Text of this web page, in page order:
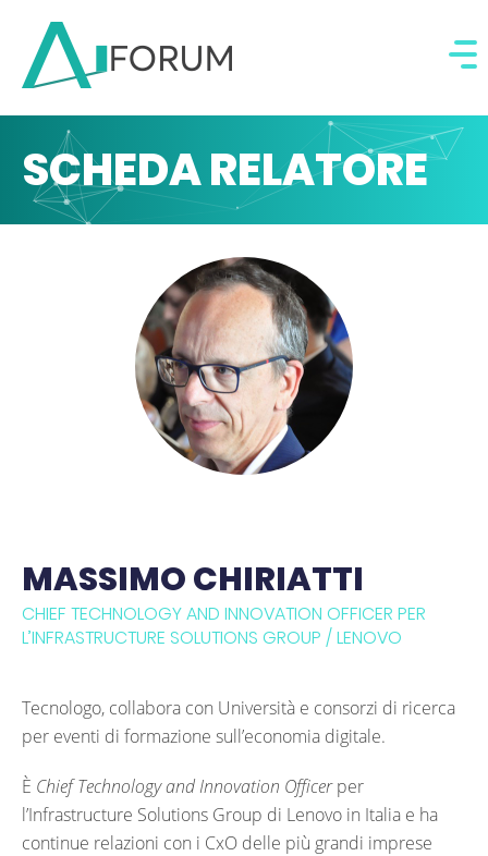
SCHEDA RELATORE
MASSIMO CHIRIATTI
CHIEF TECHNOLOGY AND INNOVATION OFFICER PER
L’INFRASTRUCTURE SOLUTIONS GROUP / LENOVO
Tecnologo, collabora con Università e consorzi di ricerca
per eventi di formazione sull’economia digitale.
È Chief Technology and Innovation Officerper
l’Infrastructure Solutions Group di Lenovo in Italia e ha
continue relazioni con i CxO delle più grandi imprese